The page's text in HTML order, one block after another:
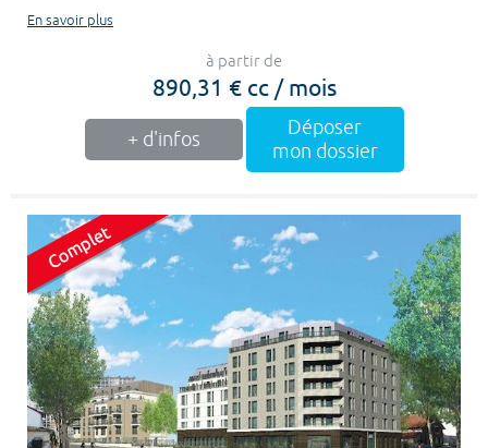
En savoir plus
à partir de
890,31 € cc / mois
+ d'infos
Déposer
mon dossier